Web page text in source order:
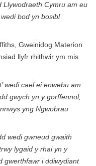
Llywodraeth Cymru am eu
wedi bod yn bosibl
Gweinidog Materion
llyfr rhithwir ym mis
wedi cael ei enwebu am
gwych yn y gorffennol,
yng Ngwobrau
wedi gwneud gwaith
lygaid y rhai yn y
gwerthfawr i ddiwydiant